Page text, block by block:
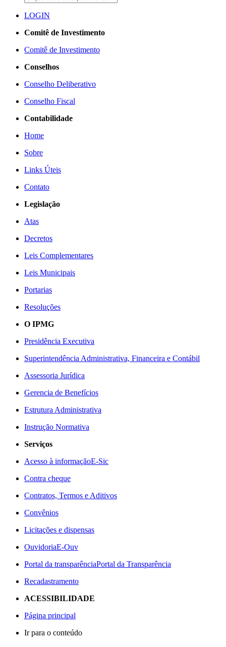
LOGIN
Comitê de Investimento
Comitê de Investimento
Conselhos
Conselho Deliberativo
Conselho Fiscal
Contabilidade
Home
Sobre
Links Úteis
Contato
Legislação
Atas
Decretos
Leis Complementares
Leis Municipais
Portarias
Resoluções
O IPMG
Presidência Executiva
Superintendência Administrativa, Financeira e Contábil
Assessoria Jurídica
Gerencia de Benefícios
Estrutura Administrativa
Instrução Normativa
Serviços
Acesso à informaçãoE-Sic
Contra cheque
Contratos, Termos e Aditivos
Convênios
Licitações e dispensas
OuvidoriaE-Ouv
Portal da transparênciaPortal da Transparência
Recadastramento
ACESSIBILIDADE
Página principal
Ir para o conteúdo